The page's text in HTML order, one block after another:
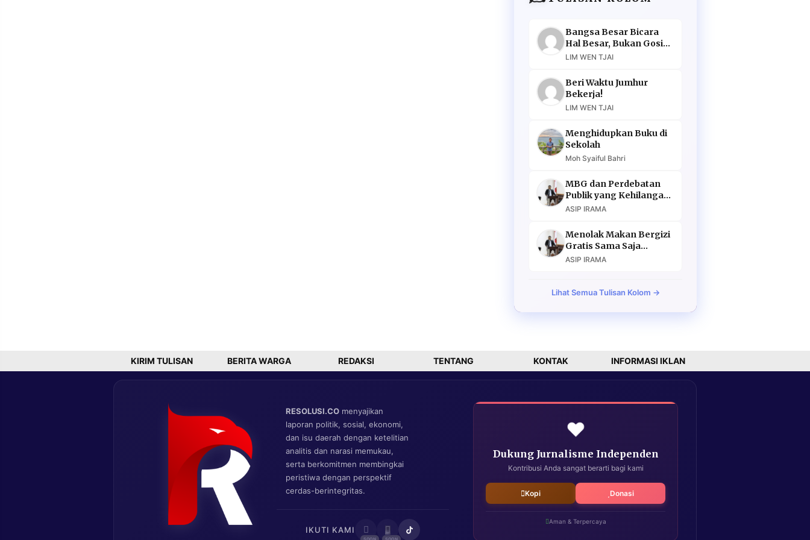
Bangsa Besar Bicara
Hal Besar, Bukan Gosip
Murahan
LIM WEN TJAI
Beri Waktu Jumhur
Bekerja!
LIM WEN TJAI
Menghidupkan Buku di
Sekolah
Moh Syaiful Bahri
MBG dan Perdebatan
Publik yang Kehilangan
Argumen
ASIP IRAMA
Menolak Makan Bergizi
Gratis Sama Saja
Menolak Masa Depan
ASIP IRAMA
Lihat Semua Tulisan Kolom →
KIRIM TULISAN BERITA WARGA REDAKSI TENTANG KONTAK INFORMASI IKLAN
RESOLUSI.CO menyajikan
laporan politik, sosial, ekonomi,
dan isu daerah dengan ketelitian
analitis dan narasi memukau,
serta berkomitmen membingkai
peristiwa dengan perspektif
cerdas-berintegritas.
IKUTI KAMI
❤️
Dukung Jurnalisme Independen
Kontribusi Anda sangat berarti bagi kami
Kopi Donasi
Aman & Terpercaya